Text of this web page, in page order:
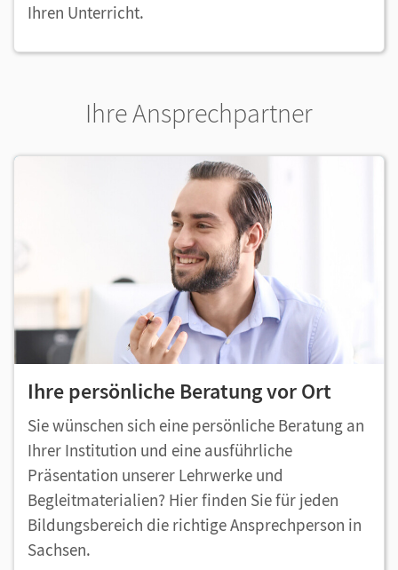
Ihren Unterricht.
Ihre Ansprechpartner
Ihre persönliche Beratung vor Ort
Sie wünschen sich eine persönliche Beratung an
Ihrer Institution und eine ausführliche
Präsentation unserer Lehrwerke und
Begleitmaterialien? Hier finden Sie für jeden
Bildungsbereich die richtige Ansprechperson in
Sachsen.